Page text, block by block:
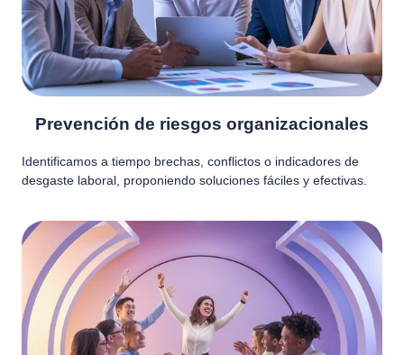
Prevención de riesgos organizacionales
Identificamos a tiempo brechas, conflictos o indicadores de
desgaste laboral, proponiendo soluciones fáciles y efectivas.